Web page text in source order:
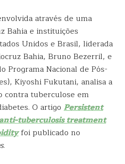
através de uma
Bahia e instituições
Unidos e Brasil, liderada
Bahia, Bruno Bezerril, e
Programa Nacional de Pós-
Kiyoshi Fukutani, analisa a
contra tuberculose em
O artigo Persistent
tuberculosis treatment
foi publicado no
.